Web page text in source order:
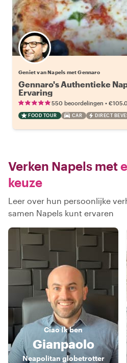
Geniet van Napels met Gennaro
Gennaro's Authentieke
Ervaring
550 beoordelingen •
FOOD TOUR CAR DIRECT
Verken Napels met
keuze
Leer over hun persoonlijke
samen Napels kunt ervaren
CiaoIk ben
Gianpaolo
Neapolitan globetrotter